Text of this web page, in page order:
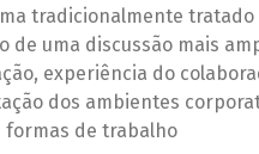
tradicionalmente tratado
de uma discussão mais
experiência do
dos ambientes
formas de trabalho